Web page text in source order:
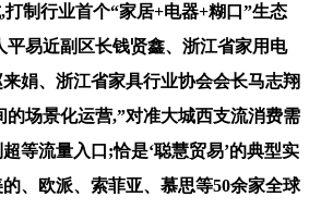
打制行业首个“家居+电器+糊口”生态
平易近副区长钱贤鑫、浙江省家用电
娟、浙江省家具行业协会会长马志翔
的场景化运营,”对准大城西支流消费需
等流量入口;恰是‘聪慧贸易’的典型实
、欧派、索菲亚、慕思等50余家全球